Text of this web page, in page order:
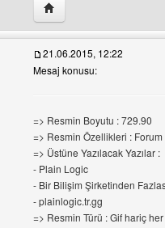
Yazarın web sitesini
profilini görüntüle
21.06.2015, 12:22
Mesaj konusu:
=> Resmin Boyutu : 729.90
=> Resmin Özellikleri : Forum
=> Üstüne Yazılacak Yazılar :
- Plain Logic
- Bir Bilişim Şirketinden
- plainlogic.tr.gg
=> Resmin Türü : Gif hariç